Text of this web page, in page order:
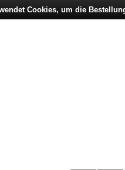
Cookies, um die